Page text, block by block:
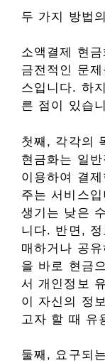
두 가지 방법
소액결제 현
금전적인 문
스입니다. 하
른 점이 있습
첫째, 각각의
현금화는 일
이용하여 결
주는 서비스
생기는 낮은
니다. 반면,
매하거나 공
을 바로 현금
서 개인정보
이 자신의 정
고자 할 때 유
둘째, 요구되